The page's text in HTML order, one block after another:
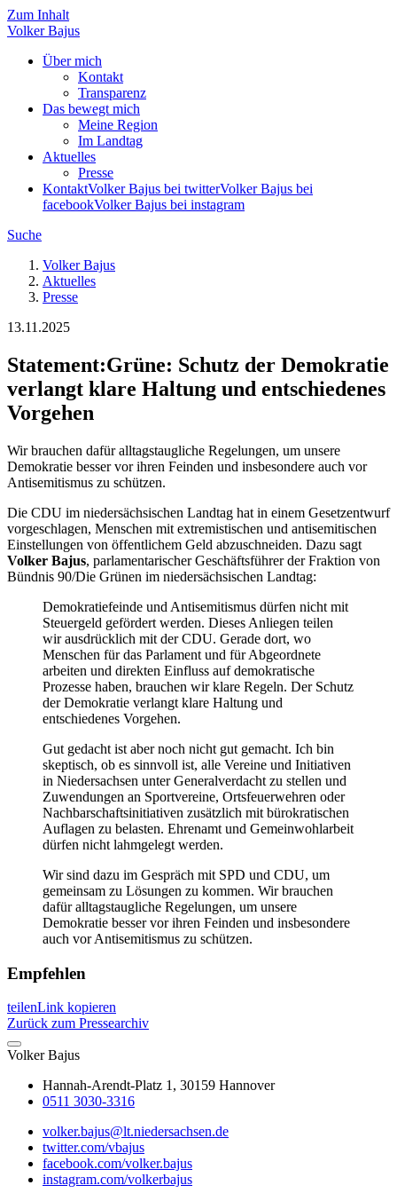
Zum Inhalt
VolkerBajus
Über mich
Kontakt
Transparenz
Das bewegt mich
Meine Region
Im Landtag
Aktuelles
Presse
KontaktVolker Bajus bei twitterVolker Bajus bei
facebookVolker Bajus bei instagram
Suche
Volker Bajus
Aktuelles
Presse
13.11.2025
Statement:Grüne: Schutz der Demokratie
verlangt klare Haltung und entschiedenes
Vorgehen
Wir brauchen dafür alltagstaugliche Regelungen, um unsere
Demokratie besser vor ihren Feinden und insbesondere auch vor
Antisemitismus zu schützen.
Die CDU im niedersächsischen Landtag hat in einem Gesetzentwurf
vorgeschlagen, Menschen mit extremistischen und antisemitischen
Einstellungen von öffentlichem Geld abzuschneiden. Dazu sagt
Volker Bajus, parlamentarischer Geschäftsführer der Fraktion von
Bündnis 90/Die Grünen im niedersächsischen Landtag:
Demokratiefeinde und Antisemitismus dürfen nicht mit
Steuergeld gefördert werden. Dieses Anliegen teilen
wir ausdrücklich mit der CDU. Gerade dort, wo
Menschen für das Parlament und für Abgeordnete
arbeiten und direkten Einfluss auf demokratische
Prozesse haben, brauchen wir klare Regeln. Der Schutz
der Demokratie verlangt klare Haltung und
entschiedenes Vorgehen.
Gut gedacht ist aber noch nicht gut gemacht. Ich bin
skeptisch, ob es sinnvoll ist, alle Vereine und Initiativen
in Niedersachsen unter Generalverdacht zu stellen und
Zuwendungen an Sportvereine, Ortsfeuerwehren oder
Nachbarschaftsinitiativen zusätzlich mit bürokratischen
Auflagen zu belasten. Ehrenamt und Gemeinwohlarbeit
dürfen nicht lahmgelegt werden.
Wir sind dazu im Gespräch mit SPD und CDU, um
gemeinsam zu Lösungen zu kommen. Wir brauchen
dafür alltagstaugliche Regelungen, um unsere
Demokratie besser vor ihren Feinden und insbesondere
auch vor Antisemitismus zu schützen.
Empfehlen
teilenLink kopieren
Zurück zum Pressearchiv
VolkerBajus
Hannah-Arendt-Platz 1, 30159 Hannover
0511 3030-3316
volker.bajus@lt.niedersachsen.de
twitter.com/vbajus
facebook.com/volker.bajus
instagram.com/volkerbajus